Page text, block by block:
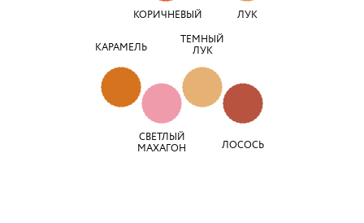
КОРИЧНЕВЫЙ ЛУК
КАРАМЕЛЬ
СВЕТЛЫЙ
МАХАГОН
ТЕМНЫЙ
ЛУК
ЛОСОСЬ